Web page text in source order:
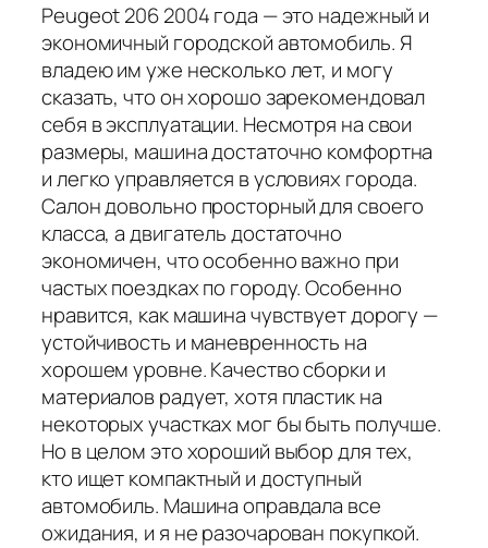
Peugeot 206 2004 года — это надежный и
экономичный городской автомобиль. Я
владею им уже несколько лет, и могу
сказать, что он хорошо зарекомендовал
себя в эксплуатации. Несмотря на свои
размеры, машина достаточно комфортна
и легко управляется в условиях города.
Салон довольно просторный для своего
класса, а двигатель достаточно
экономичен, что особенно важно при
частых поездках по городу. Особенно
нравится, как машина чувствует дорогу —
устойчивость и маневренность на
хорошем уровне. Качество сборки и
материалов радует, хотя пластик на
некоторых участках мог бы быть получше.
Но в целом это хороший выбор для тех,
кто ищет компактный и доступный
автомобиль. Машина оправдала все
ожидания, и я не разочарован покупкой.